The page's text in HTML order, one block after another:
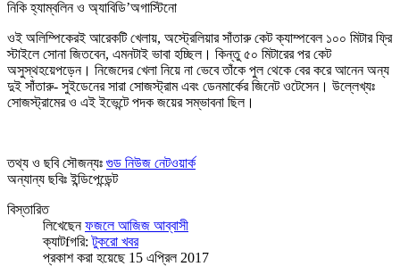
নিকি হ্যাম্বলিন ও অ্যাবিডি’অগাস্টিনো
ওই অলিম্পিকেরই আরেকটি খেলায়, অস্ট্রেলিয়ার সাঁতারু কেট ক্যাম্পবেল ১০০ মিটার ফ্রি
স্টাইলে সোনা জিতবেন, এমনটাই ভাবা হচ্ছিল। কিন্তু ৫০ মিটারের পর কেট
অসুস্থহয়েপড়েন। নিজেদের খেলা নিয়ে না ভেবে তাঁকে পুল থেকে বের করে আনেন অন্য
দুই সাঁতারু- সুইডেনের সারা সোজস্ট্রাম এবং ডেনমার্কের জিনেট ওটেসেন। উল্লেখ্যঃ
সোজস্ট্রামের ও এই ইভেন্টে পদক জয়ের সম্ভাবনা ছিল।
তথ্য ও ছবি সৌজন্যঃ গুড নিউজ নেটওয়ার্ক
অন্যান্য ছবিঃ ইন্ডিপেন্ডেন্ট
বিস্তারিত
লিখেছেনফজলে আজিজ আব্বাসী
ক্যাটfগরি:টুকরো খবর
প্রকাশ করা হয়েছে 15 এপ্রিল 2017